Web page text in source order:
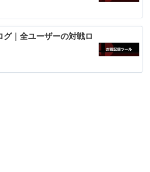
グ｜全ユーザーの対戦ロ